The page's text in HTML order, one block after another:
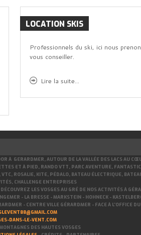
LOCATION SKIS
Professionnels du ski, ici nous
vous conseiller.
Lire la suite...
À GERARDMER, AUTOUR DE LA VALLÉE DES LACS AU
ET À PIED, RANDO VTT, PARC AVENTURE,
ROSALIE, KITE, PÉDALO, BATEAU ÉLECTRIQUE,
CHALLENGE ENTREPRISES
LES VOSGES AU GRÉ DE NOS ACTIVITÉS À
- LA BRESSE - MARKSTEIN - HOHNECK -
- CENTRE VILLE GÉRARDMER - FACE À L'OFFICE
DANS-LE-VENT.COM
DES HAUTES VOSGES